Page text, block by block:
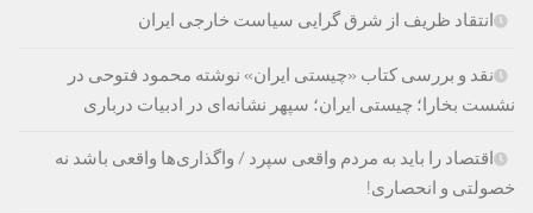
انتقاد ظریف از شرق گرایی سیاست خارجی ایران
نقد و بررسی کتاب «چیستی ایران» نوشته محمود فتوحی در
نشست بخارا؛ چیستی ایران؛ سپهر نشانه‌ای در ادبیات درباری
اقتصاد را باید به مردم واقعی سپرد / واگذاری‌ها واقعی باشد نه
خصولتی و انحصاری!